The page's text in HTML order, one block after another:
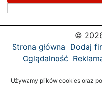
©
Strona główna Dodaj
Oglądalność
Używamy plików cookies oraz